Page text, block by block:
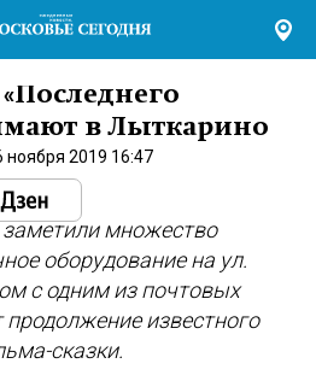
в Лыткарино
ноября 2019 16:47
множество
оборудование на ул.
с одним из почтовых
известного
сказки.